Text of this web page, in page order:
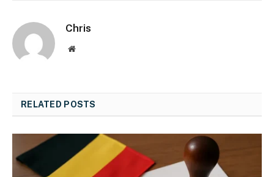
Chris
Website
RELATED POSTS